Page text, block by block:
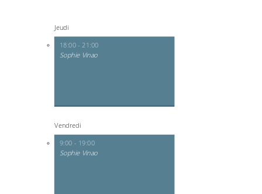
Jeudi
18:00 - 21:00
Sophie Vinao
Vendredi
9:00 - 19:00
Sophie Vinao